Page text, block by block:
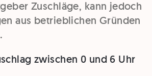
Zuschläge, kann jedoch
aus betrieblichen Gründen
zwischen 0 und 6 Uhr